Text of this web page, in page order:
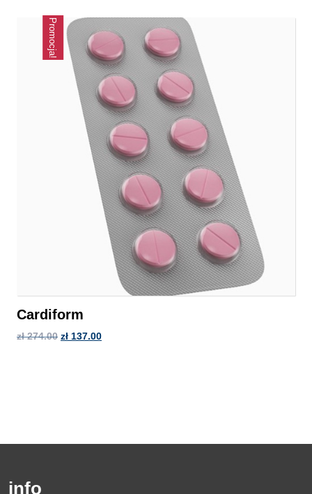
Promocja!
Cardiform
zł274.00 zł 137.00
info